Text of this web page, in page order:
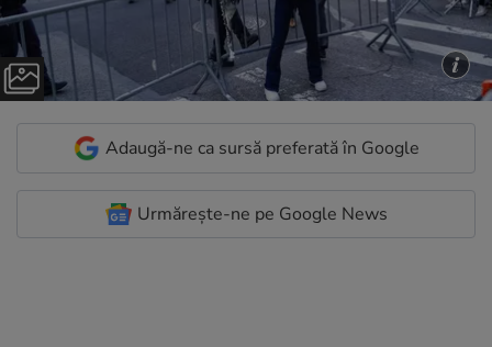
Adaugă-ne ca sursă preferată în Google
Urmărește-ne pe Google News